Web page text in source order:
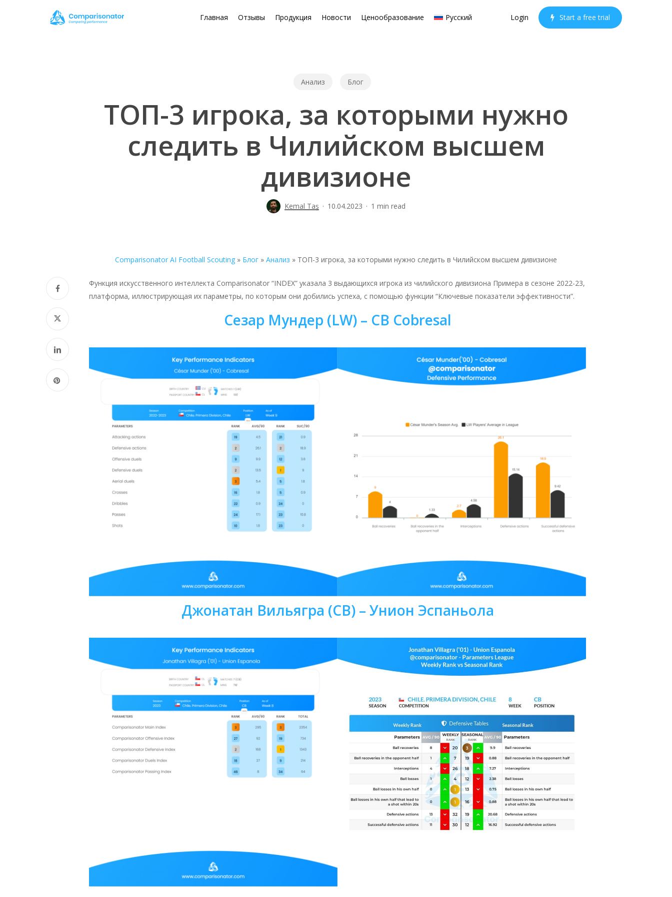
Главная Отзывы Продукция Новости Ценообразование Русский Login Start a free trial
Анализ Блог
ТОП-3 игрока, за которыми нужно
следить в Чилийском высшем
дивизионе
Kemal Taş 10.04.2023 1 min read
Comparisonator AI Football Scouting » Блог » Анализ » ТОП-3 игрока, за которыми нужно следить в Чилийском высшем дивизионе
Функция искусственного интеллекта Comparisonator “INDEX” указала 3 выдающихся игрока из чилийского дивизиона Примера в сезоне 2022-23,
платформа, иллюстрирующая их параметры, по которым они добились успеха, с помощью функции “Ключевые показатели эффективности”.
Сезар Мундер (LW) – CB Cobresal
Джонатан Вильягра (CB) – Унион Эспаньола